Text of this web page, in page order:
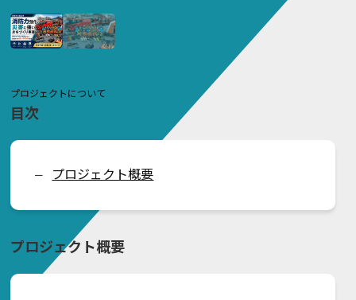
プロジェクトについて
目次
ー プロジェクト概要
プロジェクト概要